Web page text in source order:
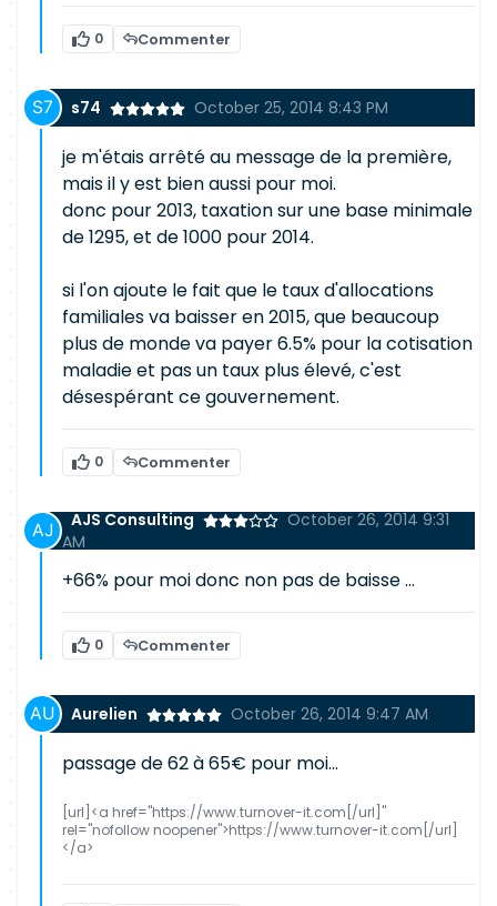
0 Commenter
s74 October 25, 2014 8:43 PM
je m'étais arrêté au message de la première,
mais il y est bien aussi pour moi.
donc pour 2013, taxation sur une base minimale
de 1295, et de 1000 pour 2014.
si l'on ajoute le fait que le taux d'allocations
familiales va baisser en 2015, que beaucoup
plus de monde va payer 6.5% pour la cotisation
maladie et pas un taux plus élevé, c'est
désespérant ce gouvernement.
0 Commenter
AJS Consulting
October 26, 2014 9:31
AM
+66% pour moi donc non pas de baisse ...
0 Commenter
Aurelien October 26, 2014 9:47 AM
passage de 62 à 65€ pour moi...
[url]<a href="https://www.turnover-it.com[/url]"
rel="nofollow noopener">https://www.turnover-it.com[/url]
</a>